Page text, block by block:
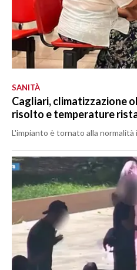
SANITÀ
Cagliari, climatizzazione
risolto e temperature
L'impianto è tornato alla